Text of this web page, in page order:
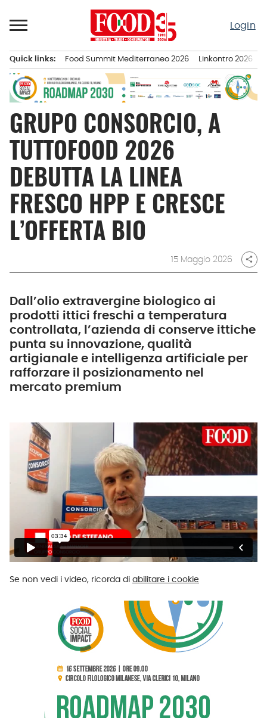
al
Login
principale
Quick links: Food Summit Mediterraneo 2026 Linkontro 2026
GRUPO CONSORCIO, A
TUTTOFOOD 2026
DEBUTTA LA LINEA
FRESCO HPP E CRESCE
L’OFFERTA BIO
15 Maggio 2026 share
Dall’olio extravergine biologico ai
prodotti ittici freschi a temperatura
controllata, l’azienda di conserve ittiche
punta su innovazione, qualità
artigianale e intelligenza artificiale per
rafforzare il posizionamento nel
mercato premium
Se non vedi i video, ricorda di abilitare i cookie